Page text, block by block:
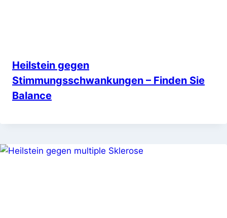
Heilstein gegen
Stimmungsschwankungen – Finden Sie
Balance